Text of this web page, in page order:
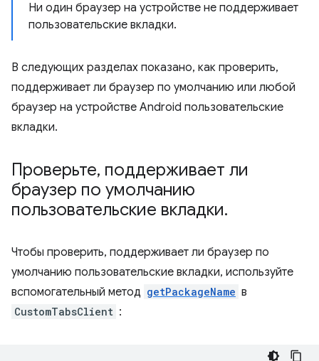
Ни один браузер на устройстве не поддерживает
пользовательские вкладки.
В следующих разделах показано, как проверить,
поддерживает ли браузер по умолчанию или любой
браузер на устройстве Android пользовательские
вкладки.
Проверьте, поддерживает ли
браузер по умолчанию
пользовательские вкладки.
Чтобы проверить, поддерживает ли браузер по
умолчанию пользовательские вкладки, используйте
вспомогательный метод getPackageName в
CustomTabsClient :